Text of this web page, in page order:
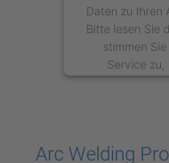
Daten zu Ihren
Bitte lesen Sie
stimmen
Service zu,
Arc Welding